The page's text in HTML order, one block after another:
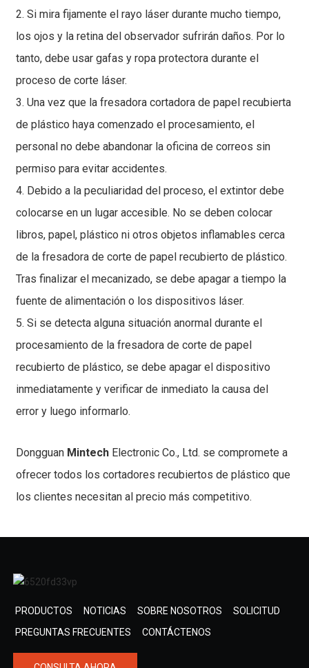
2. Si mira fijamente el rayo láser durante mucho tiempo,
los ojos y la retina del observador sufrirán daños. Por lo
tanto, debe usar gafas y ropa protectora durante el
proceso de corte láser.
3. Una vez que la fresadora cortadora de papel recubierta
de plástico haya comenzado el procesamiento, el
personal no debe abandonar la oficina de correos sin
permiso para evitar accidentes.
4. Debido a la peculiaridad del proceso, el extintor debe
colocarse en un lugar accesible. No se deben colocar
libros, papel, plástico ni otros objetos inflamables cerca
de la fresadora de corte de papel recubierto de plástico.
Tras finalizar el mecanizado, se debe apagar a tiempo la
fuente de alimentación o los dispositivos láser.
5. Si se detecta alguna situación anormal durante el
procesamiento de la fresadora de corte de papel
recubierto de plástico, se debe apagar el dispositivo
inmediatamente y verificar de inmediato la causa del
error y luego informarlo.
Dongguan MintechElectronic Co., Ltd. se compromete a
ofrecer todos los cortadores recubiertos de plástico que
los clientes necesitan al precio más competitivo.
PRODUCTOS NOTICIAS SOBRE NOSOTROS
SOLICITUD
PREGUNTAS FRECUENTES
CONTÁCTENOS